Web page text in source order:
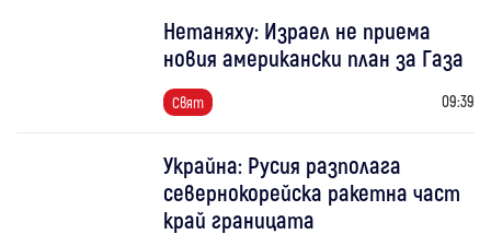
Нетаняху: Израел не приема
новия американски план за Газа
Свят 09:39
Украйна: Русия разполага
севернокорейска ракетна част
край границата